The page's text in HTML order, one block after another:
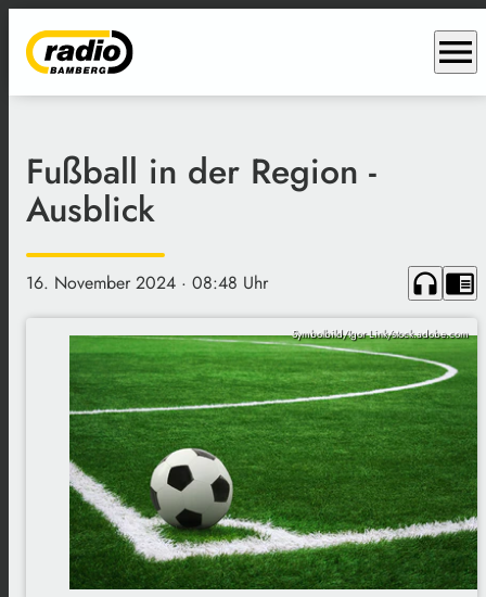
menu
Fußball in der Region -
Ausblick
16. November 2024 · 08:48 Uhr headphones chrome_reader_mode
Symbolbild/Igor Link/stock.adobe.com